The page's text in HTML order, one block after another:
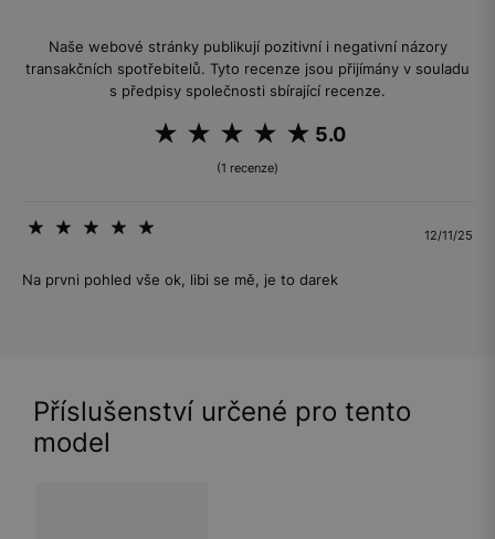
Naše webové stránky publikují pozitivní i negativní názory
transakčních spotřebitelů. Tyto recenze jsou přijímány v souladu
s předpisy společnosti sbírající recenze.
5.0
(1 recenze)
12/11/25
Na prvni pohled vše ok, libi se mě, je to darek
Příslušenství určené pro tento
model